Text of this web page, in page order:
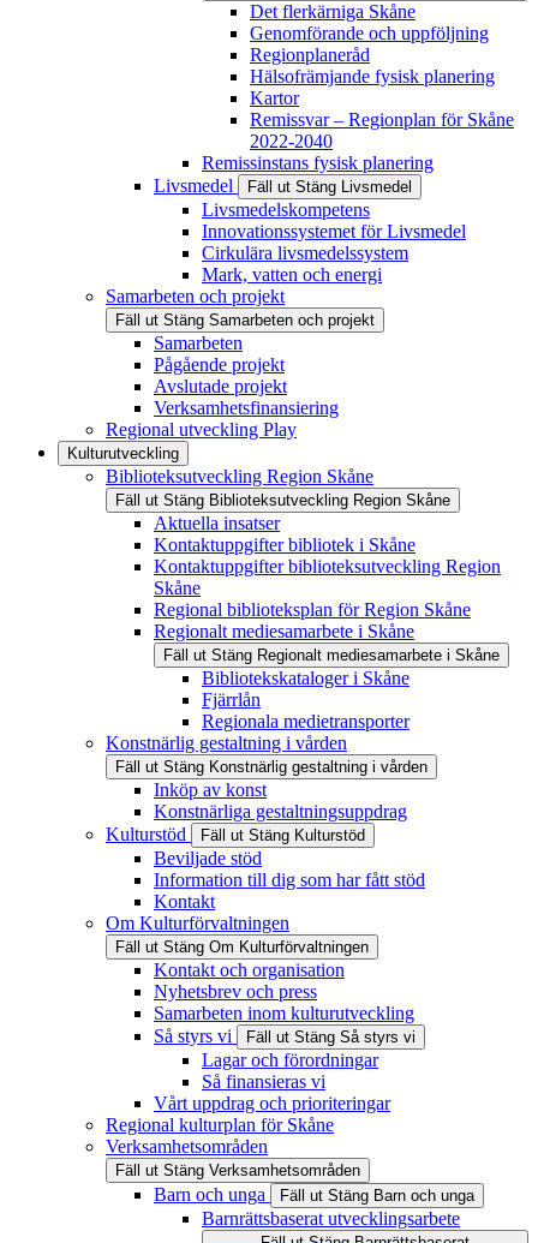
Det flerkärniga Skåne
Genomförande och uppföljning
Regionplaneråd
Hälsofrämjande fysisk planering
Kartor
Remissvar – Regionplan för Skåne
2022-2040
Remissinstans fysisk planering
Livsmedel
Fäll ut Stäng Livsmedel
Livsmedelskompetens
Innovationssystemet för Livsmedel
Cirkulära livsmedelssystem
Mark, vatten och energi
Samarbeten och projekt
Fäll ut Stäng Samarbeten och projekt
Samarbeten
Pågående projekt
Avslutade projekt
Verksamhetsfinansiering
Regional utveckling Play
Kulturutveckling
Biblioteksutveckling Region Skåne
Fäll ut Stäng Biblioteksutveckling Region Skåne
Aktuella insatser
Kontaktuppgifter bibliotek i Skåne
Kontaktuppgifter biblioteksutveckling Region
Skåne
Regional biblioteksplan för Region Skåne
Regionalt mediesamarbete i Skåne
Fäll ut Stäng Regionalt mediesamarbete i Skåne
Bibliotekskataloger i Skåne
Fjärrlån
Regionala medietransporter
Konstnärlig gestaltning i vården
Fäll ut Stäng Konstnärlig gestaltning i vården
Inköp av konst
Konstnärliga gestaltningsuppdrag
Kulturstöd
Fäll ut Stäng Kulturstöd
Beviljade stöd
Information till dig som har fått stöd
Kontakt
Om Kulturförvaltningen
Fäll ut Stäng Om Kulturförvaltningen
Kontakt och organisation
Nyhetsbrev och press
Samarbeten inom kulturutveckling
Så styrs vi
Fäll ut Stäng Så styrs vi
Lagar och förordningar
Så finansieras vi
Vårt uppdrag och prioriteringar
Regional kulturplan för Skåne
Verksamhetsområden
Fäll ut Stäng Verksamhetsområden
Barn och unga Fäll ut Stäng Barn och unga
Barnrättsbaserat utvecklingsarbete